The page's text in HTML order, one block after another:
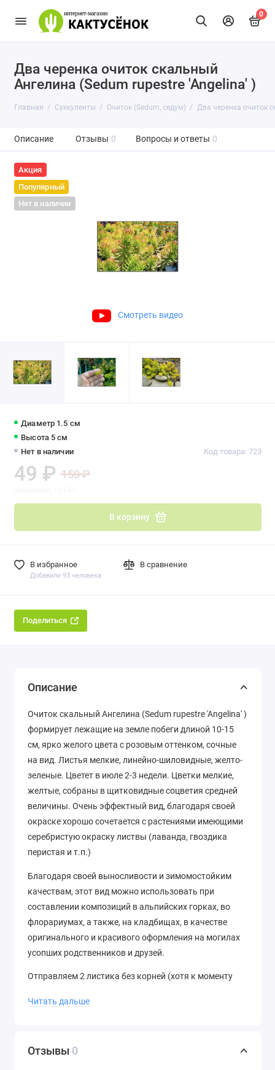
0
Два черенка очиток скальный
Ангелина (Sedum rupestre 'Angelina' )
Главная Суккуленты Очиток (Sedum, седум) Два черенка очиток
Описание Отзывы 0 Вопросы и ответы 0
Акция
Популярный
Нет в наличии
Смотреть видео
Диаметр 1.5 см
Высота 5 см
Нет в наличии
Код товара: 723
49 ₽ 150 ₽
В корзину
В избранное
Добавили 93 человека
В сравнение
Поделиться
Описание
Очиток скальный Ангелина (Sedum rupestre 'Angelina' )
формирует лежащие на земле побеги длиной 10-15
см, ярко желого цвета с розовым оттенком, сочные
на вид. Листья мелкие, линейно-шиловидные, желто-
зеленые. Цветет в июле 2-3 недели. Цветки мелкие,
желтые, собраны в щитковидные соцветия средней
величины. Очень эффектный вид, благодаря своей
окраске хорошо сочетается с растениями имеющими
серебристую окраску листвы (лаванда, гвоздика
перистая и т.п.)
Благодаря своей выносливости и зимомостойким
качествам, этот вид можно использовать при
составлении композиций в альпийских горках, во
флорариумах, а также, на кладбищах, в качестве
оригинального и красивого оформления на могилах
усопших родственников и друзей.
Отправляем 2 листика без корней (хотя к моменту
корнями), которые вы сможете посадить и
Купить черенок Очиток скальный Ангелина (Sedum
Читать дальше
Отзывы 0